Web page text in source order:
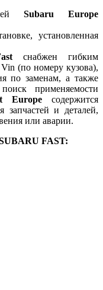
Subaru Europe
установленная
снабжен гибким
(по номеру кузова),
по заменам, а также
применяемости
Europe содержится
запчастей и деталей,
или аварии.
FAST: